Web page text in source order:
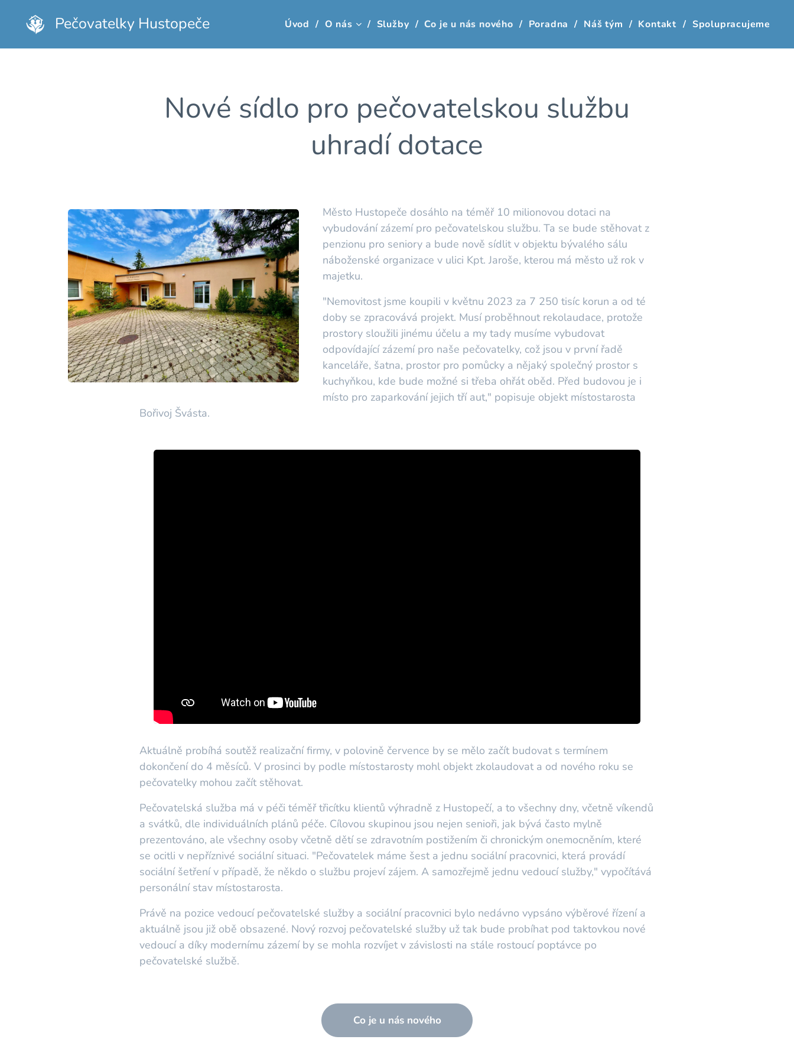
Pečovatelky Hustopeče Úvod O nás Služby Co je u nás nového Poradna Náš tým Kontakt Spolupracujeme
Nové sídlo pro pečovatelskou službu
uhradí dotace
Město Hustopeče dosáhlo na téměř 10 milionovou dotaci na
vybudování zázemí pro pečovatelskou službu. Ta se bude stěhovat z
penzionu pro seniory a bude nově sídlit v objektu bývalého sálu
náboženské organizace v ulici Kpt. Jaroše, kterou má město už rok v
majetku.
"Nemovitost jsme koupili v květnu 2023 za 7 250 tisíc korun a od té
doby se zpracovává projekt. Musí proběhnout rekolaudace, protože
prostory sloužili jinému účelu a my tady musíme vybudovat
odpovídající zázemí pro naše pečovatelky, což jsou v první řadě
kanceláře, šatna, prostor pro pomůcky a nějaký společný prostor s
kuchyňkou, kde bude možné si třeba ohřát oběd. Před budovou je i
místo pro zaparkování jejich tří aut," popisuje objekt místostarosta
Bořivoj Švásta.
Aktuálně probíhá soutěž realizační firmy, v polovině července by se mělo začít budovat s termínem
dokončení do 4 měsíců. V prosinci by podle místostarosty mohl objekt zkolaudovat a od nového roku se
pečovatelky mohou začít stěhovat.
Pečovatelská služba má v péči téměř třicítku klientů výhradně z Hustopečí, a to všechny dny, včetně víkendů
a svátků, dle individuálních plánů péče. Cílovou skupinou jsou nejen senioři, jak bývá často mylně
prezentováno, ale všechny osoby včetně dětí se zdravotním postižením či chronickým onemocněním, které
se ocitli v nepříznivé sociální situaci. "Pečovatelek máme šest a jednu sociální pracovnici, která provádí
sociální šetření v případě, že někdo o službu projeví zájem. A samozřejmě jednu vedoucí služby," vypočítává
personální stav místostarosta.
Právě na pozice vedoucí pečovatelské služby a sociální pracovnici bylo nedávno vypsáno výběrové řízení a
aktuálně jsou již obě obsazené. Nový rozvoj pečovatelské služby už tak bude probíhat pod taktovkou nové
vedoucí a díky modernímu zázemí by se mohla rozvíjet v závislosti na stále rostoucí poptávce po
pečovatelské službě.
Co je u nás nového